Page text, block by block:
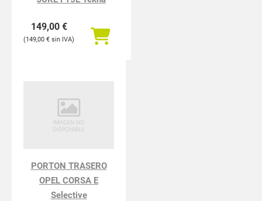
149,00 €
149,00 €
PORTON TRASERO
OPEL CORSA E
Selective